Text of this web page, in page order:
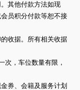
其他付款方法如现
员积分付款等恕不接
收据。 所有相关收据
次，车位数量有限，
券、会籍及服务计划